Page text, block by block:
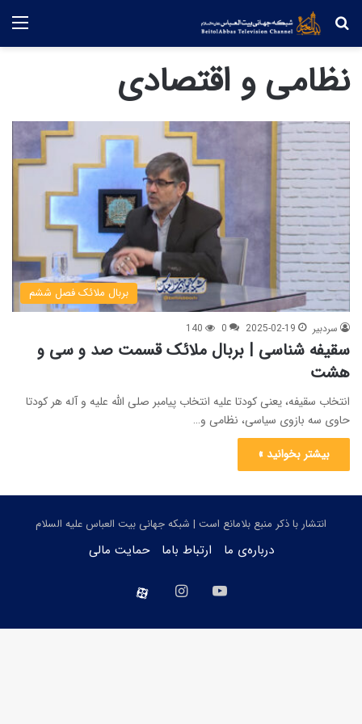
جستجو
نظامی و اقتصادی
بربال ملائک فصل ششم
سردبیر 2025-02-19
0
140
سقیفه شناسی | بربال ملائک قسمت صد و سی و
هشت
انتخاب سقیفه، یعنی کودتا علیه انتخاب پیامبر صلی الله علیه و آله هر کودتا
حاوی سه بازوی سیاسی، نظامی و…
بیشتر بخوانید »
انتشار با ذکر منبع بلامانع است | شبکه جهانی بیت العباس علیه السلام
درباره‌ی ما ارتباط باما حمایت مالی
یوتیوب اینستاگرام